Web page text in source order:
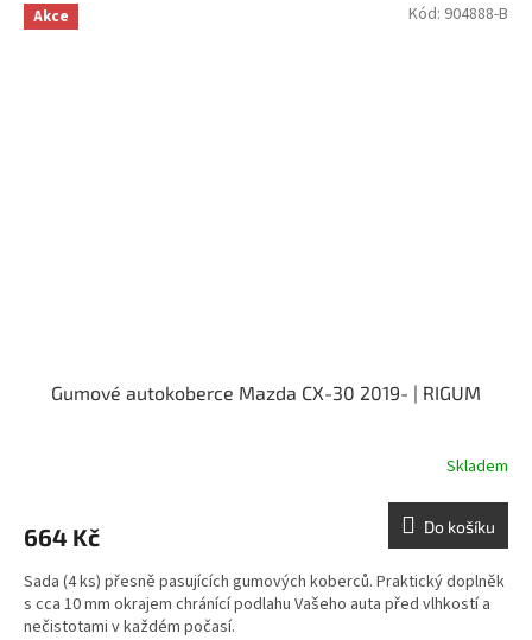
Akce
Gumové autokoberce Mazda CX-30 2019- | RIGUM
Skladem
664 Kč Do košíku
Sada (4 ks) přesně pasujících gumových koberců. Praktický doplněk
s cca 10 mm okrajem chránící podlahu Vašeho auta před vlhkostí a
nečistotami v každém počasí.
Kód: 904888-B